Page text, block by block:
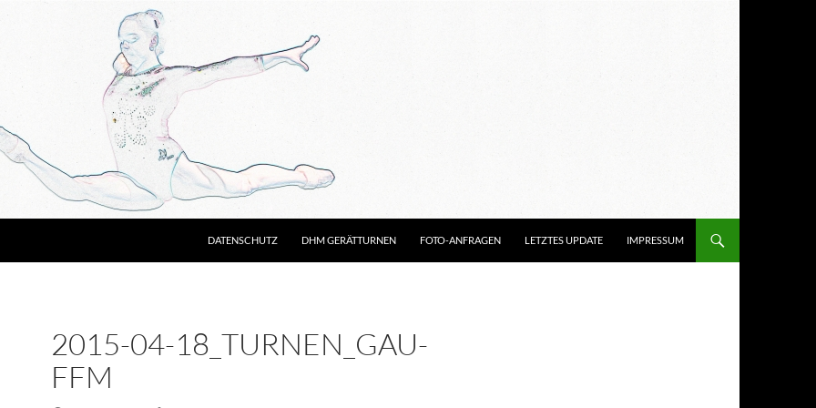
DATENSCHUTZ DHM GERÄTTURNEN FOTO-ANFRAGEN LETZTES UPDATE IMPRESSUM
2015-04-18_TURNEN_GAU-
FFM